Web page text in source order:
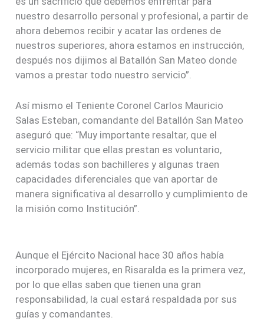
nuestro desarrollo personal y profesional, a partir de
ahora debemos recibir y acatar las ordenes de
nuestros superiores, ahora estamos en instrucción,
después nos dijimos al Batallón San Mateo donde
vamos a prestar todo nuestro servicio”.
Así mismo el Teniente Coronel Carlos Mauricio
Salas Esteban, comandante del Batallón San Mateo
aseguró que: “Muy importante resaltar, que el
servicio militar que ellas prestan es voluntario,
además todas son bachilleres y algunas traen
capacidades diferenciales que van aportar de
manera significativa al desarrollo y cumplimiento de
la misión como Institución”.
Aunque el Ejército Nacional hace 30 años había
incorporado mujeres, en Risaralda es la primera vez,
por lo que ellas saben que tienen una gran
responsabilidad, la cual estará respaldada por sus
guías y comandantes.